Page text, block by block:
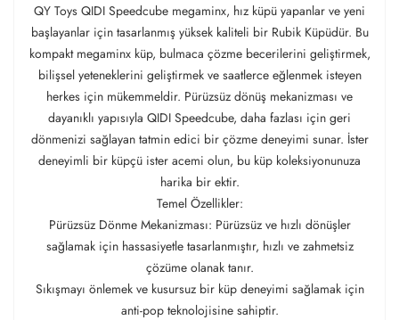
QY Toys QIDI Speedcube megaminx, hız küpü yapanlar ve yeni
başlayanlar için tasarlanmış yüksek kaliteli bir Rubik Küpüdür. Bu
kompakt megaminx küp, bulmaca çözme becerilerini geliştirmek,
bilişsel yeteneklerini geliştirmek ve saatlerce eğlenmek isteyen
herkes için mükemmeldir. Pürüzsüz dönüş mekanizması ve
dayanıklı yapısıyla QIDI Speedcube, daha fazlası için geri
dönmenizi sağlayan tatmin edici bir çözme deneyimi sunar. İster
deneyimli bir küpçü ister acemi olun, bu küp koleksiyonunuza
harika bir ektir.
Temel Özellikler:
Pürüzsüz Dönme Mekanizması: Pürüzsüz ve hızlı dönüşler
sağlamak için hassasiyetle tasarlanmıştır, hızlı ve zahmetsiz
çözüme olanak tanır.
Sıkışmayı önlemek ve kusursuz bir küp deneyimi sağlamak için
anti-pop teknolojisine sahiptir.